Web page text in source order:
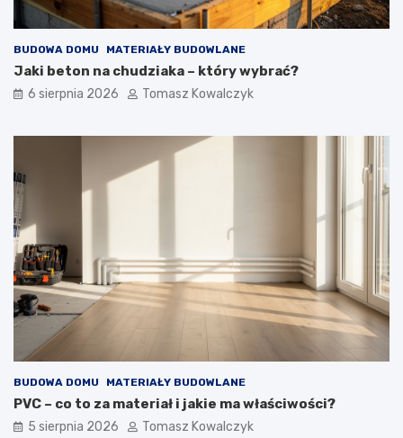
BUDOWA DOMU MATERIAŁY BUDOWLANE
Jaki beton na chudziaka – który wybrać?
6 sierpnia 2026 Tomasz Kowalczyk
BUDOWA DOMU MATERIAŁY BUDOWLANE
PVC – co to za materiał i jakie ma właściwości?
5 sierpnia 2026 Tomasz Kowalczyk